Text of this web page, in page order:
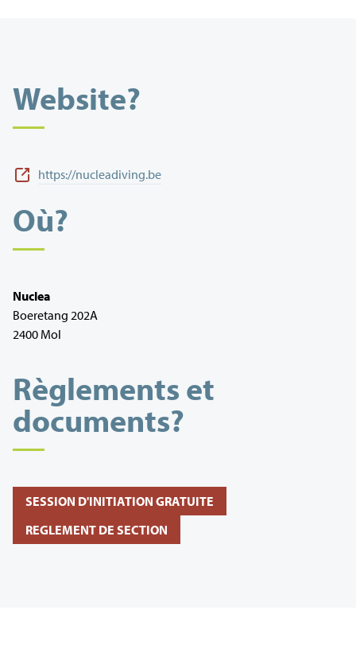
Website?
https://nucleadiving.be
Où?
Nuclea
Boeretang 202A
2400 Mol
Règlements et
documents?
SESSION D'INITIATION GRATUITE
REGLEMENT DE SECTION